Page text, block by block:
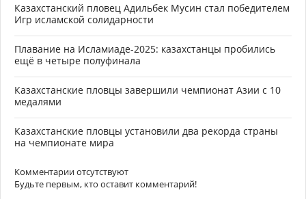
Казахстанский пловец Адильбек Мусин стал победителем
Игр исламской солидарности
Плавание на Исламиаде-2025: казахстанцы пробились
ещё в четыре полуфинала
Казахстанские пловцы завершили чемпионат Азии с 10
медалями
Казахстанские пловцы установили два рекорда страны
на чемпионате мира
Комментарии отсутствуют
Будьте первым, кто оставит комментарий!